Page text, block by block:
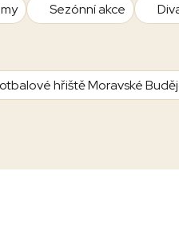
Sezónní akce
hřiště Moravské